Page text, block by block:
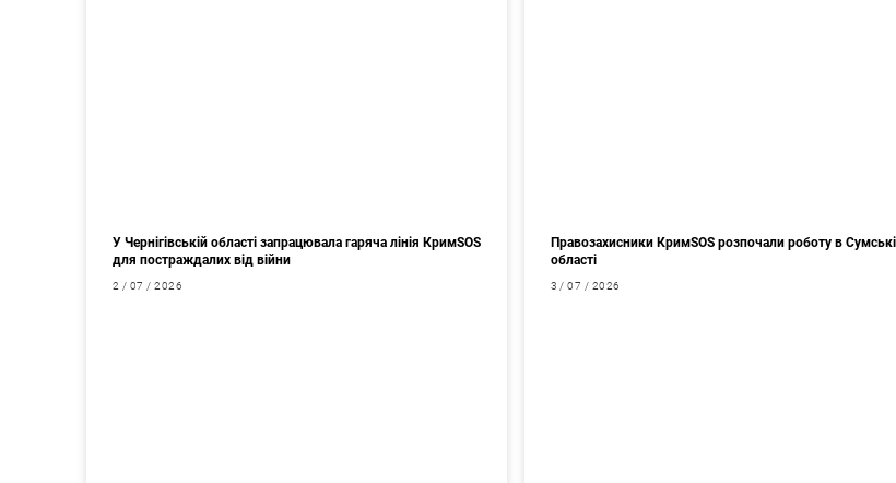
У Чернігівській області запрацювала гаряча лінія КримSOS
для постраждалих від війни
2 / 07 / 2026
Правозахисники КримSOS розпочали роботу в
області
3 / 07 / 2026